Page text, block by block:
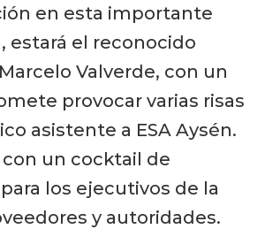
en esta importante
estará el reconocido
Valverde, con un
provocar varias risas
asistente a ESA Aysén.
un cocktail de
los ejecutivos de la
y autoridades.